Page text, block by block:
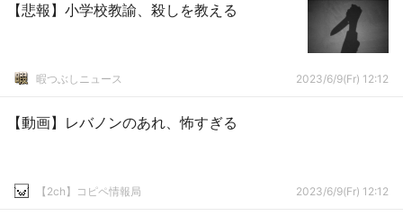
【悲報】小学校教諭、殺しを教える
暇つぶしニュース 2023/6/9(Fr) 12:12
【動画】レバノンのあれ、怖すぎる
【2ch】コピペ情報局 2023/6/9(Fr) 12:12